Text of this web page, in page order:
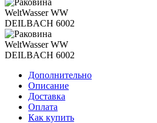
Дополнительно
Описание
Доставка
Оплата
Как купить